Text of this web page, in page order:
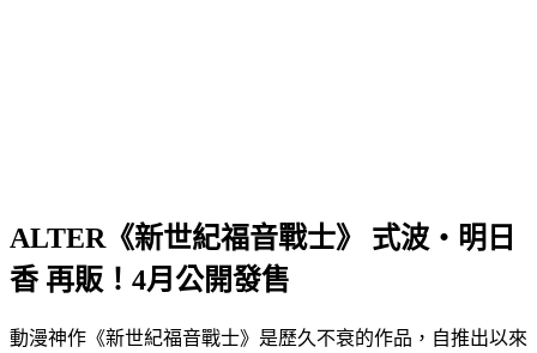
ALTER《新世紀福音戰士》 式波・明日
香 再販！4月公開發售
動漫神作《新世紀福音戰士》是歷久不衰的作品，自推出以來